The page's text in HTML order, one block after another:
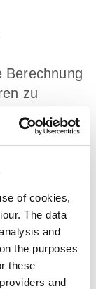
of cookies,
The data
and
the purposes
these
and
Berechnung
zu
gut
mit
dich